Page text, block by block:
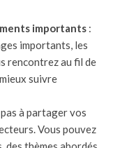
importants :
importants, les
rencontrez au fil de
suivre
pas à partager vos
Vous pouvez